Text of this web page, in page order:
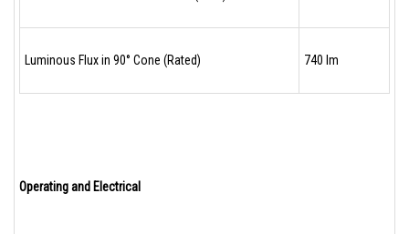
Luminous Flux in 90° Cone (Rated) 740 lm
Operating and Electrical